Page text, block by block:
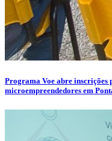
Programa Voe abre inscrições
microempreendedores em